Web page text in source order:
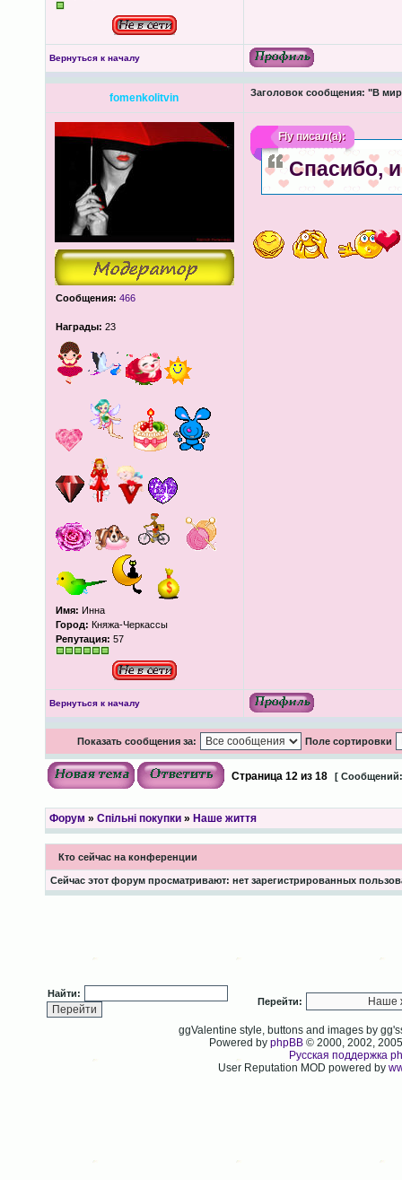
Вернуться к началу
fomenkolitvin Заголовок сообщения: "В
Сообщения: 466
Награды: 23
Имя: Инна
Город: Княжа-Черкассы
Репутация: 57
Flyписал(а):
Спасибо,
Вернуться к началу
Показать сообщения за: Поле сортировки
Страница 12из 18 [
Форум » Спільні покупки» Наше життя
Кто сейчас на конференции
Сейчас этот форум просматривают: нет зарегистрированных
Найти:
Перейти:
ggValentine style, buttons and images by
Powered byphpBB © 2000, 2002,
Русская поддержка
User Reputation MOD powered by